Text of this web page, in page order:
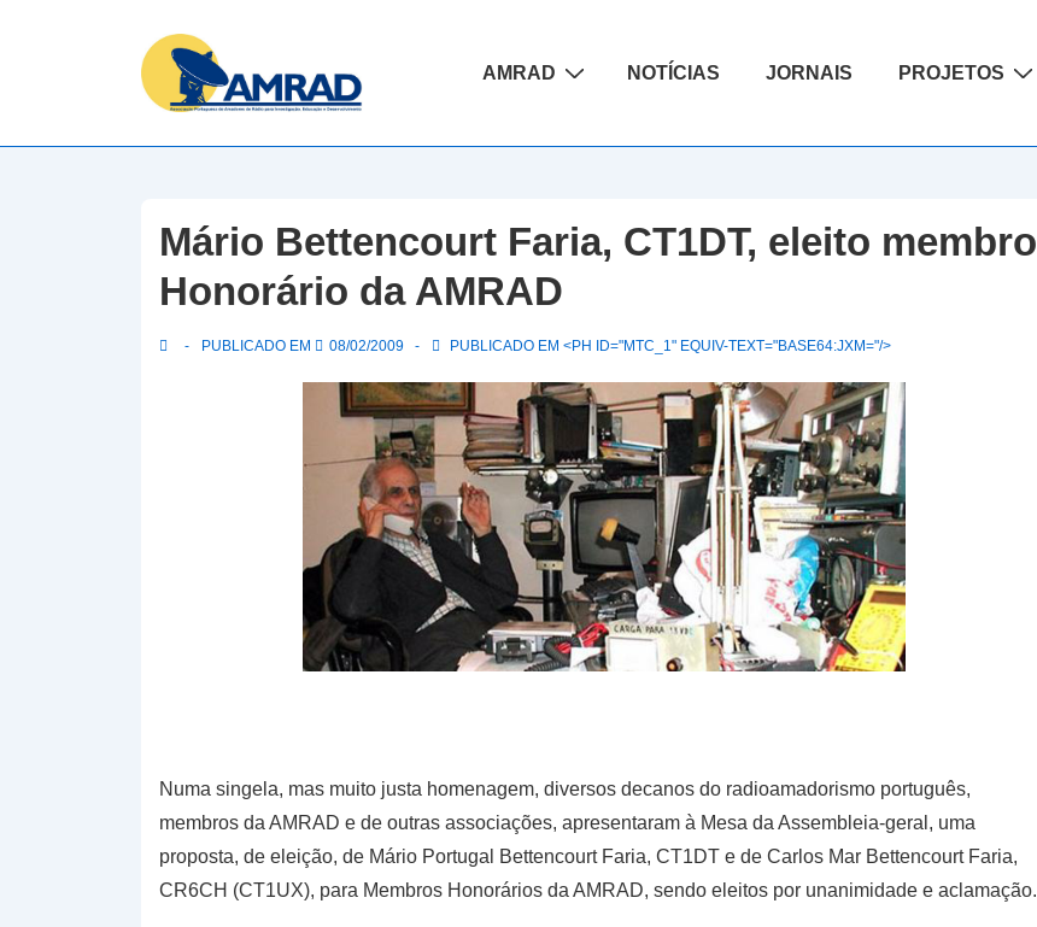
Content
Navegação
AMRAD NOTÍCIAS JORNAIS PROJETOS
Mário Bettencourt Faria, CT1DT, eleito membro
Honorário da AMRAD
PUBLICADO EM 08/02/2009 PUBLICADO EM <PH ID="MTC_1" EQUIV-TEXT="BASE64:JXM="/>
Numa singela, mas muito justa homenagem, diversos decanos do radioamadorismo português,
membros da AMRAD e de outras associações, apresentaram à Mesa da Assembleia-geral, uma
proposta, de eleição, de Mário Portugal Bettencourt Faria, CT1DT e de Carlos Mar Bettencourt Faria,
CR6CH (CT1UX), para Membros Honorários da AMRAD, sendo eleitos por unanimidade e aclamação.